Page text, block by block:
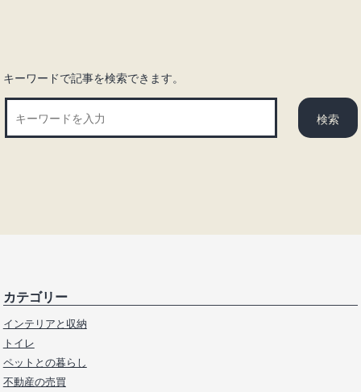
キーワードで記事を検索できます。
カテゴリー
インテリアと収納
トイレ
ペットとの暮らし
不動産の売買